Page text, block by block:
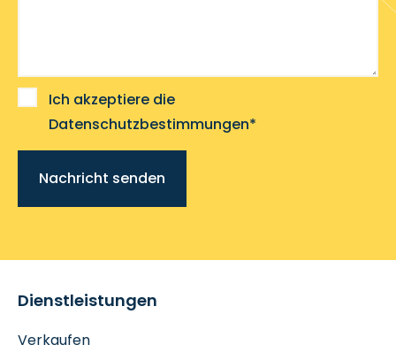
Ich akzeptiere die
Datenschutzbestimmungen*
Nachricht senden
Dienstleistungen
Verkaufen